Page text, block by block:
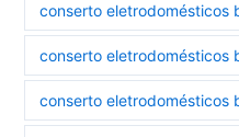
conserto eletrodomésticos
conserto eletrodomésticos
conserto eletrodomésticos